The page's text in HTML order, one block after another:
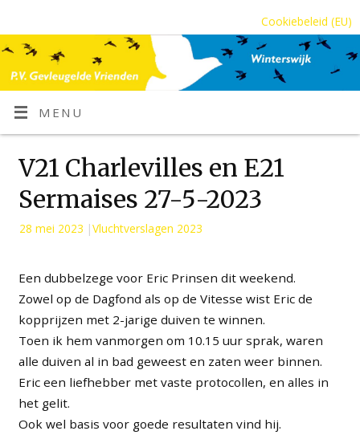
Cookiebeleid (EU)
MENU
V21 Charlevilles en E21
Sermaises 27-5-2023
28 mei 2023 |Vluchtverslagen 2023
Een dubbelzege voor Eric Prinsen dit weekend.
Zowel op de Dagfond als op de Vitesse wist Eric de
kopprijzen met 2-jarige duiven te winnen.
Toen ik hem vanmorgen om 10.15 uur sprak, waren
alle duiven al in bad geweest en zaten weer binnen.
Eric een liefhebber met vaste protocollen, en alles in
het gelit.
Ook wel basis voor goede resultaten vind hij.